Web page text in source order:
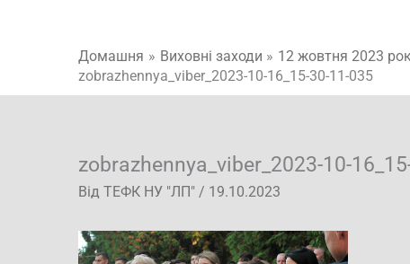
Домашня Виховні заходи
12 жовтня 2023
zobrazhennya_viber_2023-10-16_15-30-11-035
zobrazhennya_viber_2023-10-
Від ТЕФК НУ "ЛП" / 19.10.2023